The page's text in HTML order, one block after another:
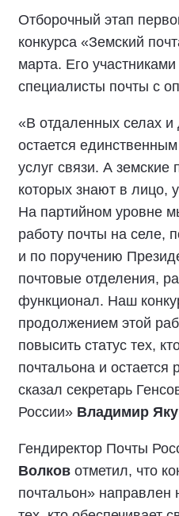
Отборочный этап
конкурса «Земский
марта. Его участниками
специалисты почты с
«В отдаленных селах и
остается
услуг связи. А
которых знают в лицо,
На партийном уровне
работу почты на селе,
и по поручению
почтовые отделения,
функционал. Наш
продолжением этой
повысить статус тех,
почтальона и остается
сказал секретарь
России» Владимир
Гендиректор Почты
Волков отметил, что
почтальон» направлен